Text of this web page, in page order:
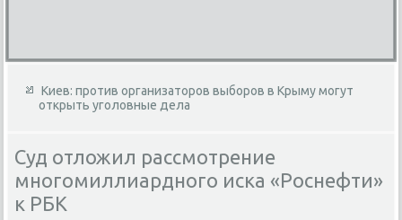
Киев: против организаторов выборов в Крыму могут
открыть уголовные дела
Суд отложил рассмотрение
многомиллиардного иска «Роснефти»
к РБК